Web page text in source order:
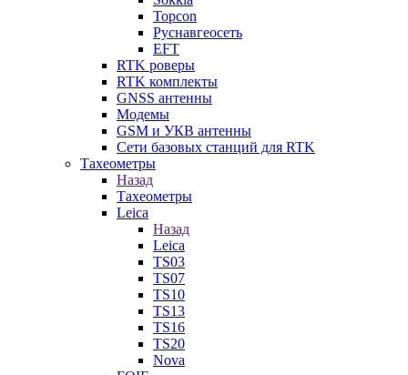
Topcon
Руснавгеосеть
EFT
RTK роверы
RTK комплекты
GNSS антенны
Модемы
GSM и УКВ антенны
Сети базовых станций для RTK
Тахеометры
Назад
Тахеометры
Leica
Назад
Leica
TS03
TS07
TS10
TS13
TS16
TS20
Nova